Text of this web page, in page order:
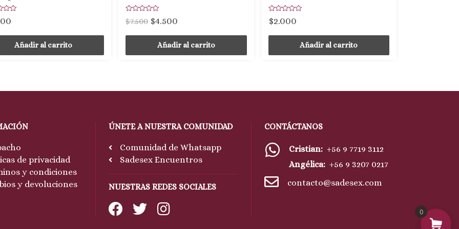
Añadir al carrito
Valorado
con
de
$7.500 $4.500
Añadir al carrito
Valorado
con
de
$2.000
Añadir al carrito
de privacidad
y condiciones
y devoluciones
ÚNETE A NUESTRA COMUNIDAD
Comunidad de Whatsapp
Sadesex Encuentros
NUESTRAS REDES SOCIALES
CONTÁCTANOS
Cristian:+56 9 7719 3112
Angélica:+56 9 3207 0217
contacto@sadesex.com
0